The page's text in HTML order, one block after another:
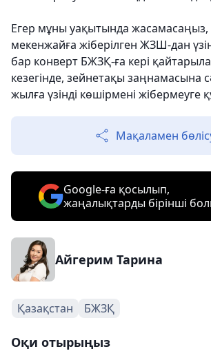
Егер мұны уақытында жасамасаңыз,
мекенжайға жіберілген ЖЗШ-дан
бар конверт БЖЗҚ-ға кері
кезегінде, зейнетақы заңнамасына
жылға үзінді көшірмені жібермеуге
Мақаламен
Google-ға қосылып,
жаңалықтарды бірінші
Айгерим Тарина
Қазақстан БЖЗҚ
Оқи отырыңыз